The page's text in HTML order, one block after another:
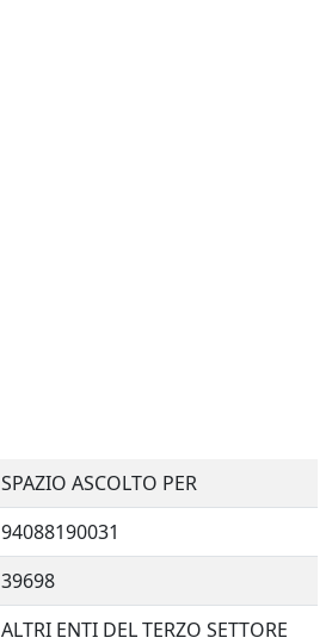
SPAZIO ASCOLTO PER
94088190031
39698
ALTRI ENTI DEL TERZO SETTORE